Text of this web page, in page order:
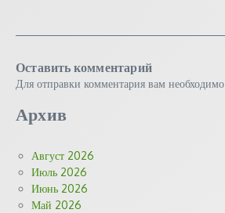
Оставить комментарий
Для отправки комментария вам необходимо
Архив
Август 2026
Июль 2026
Июнь 2026
Май 2026